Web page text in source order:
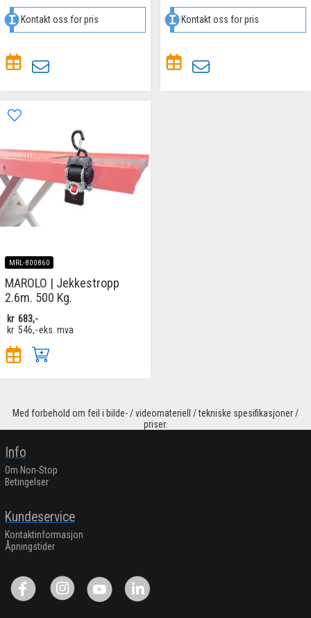
Kontakt oss for pris Kontakt oss for pris
MRL-800860
MAROLO | Jekkestropp
2.6m. 500 Kg.
kr 683,-
kr 546,-eks. mva
Med forbehold om feil i bilde- / videomateriell / tekniske spesifikasjoner /
priser.
Info
Om Non-Stop
Betingelser
Kundeservice
Kontaktinformasjon
Åpningstider